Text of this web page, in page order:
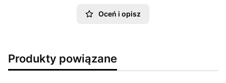
Oceń i opisz
Produkty powiązane